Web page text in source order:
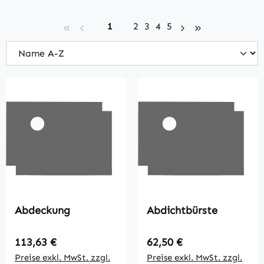
Seite
1 Seite
2 Seite
3 Seite
4 Seite
5
Abdeckung
Regulärer Preis:
113,63 €
Preise exkl. MwSt. zzgl.
Abdichtbürste
Regulärer Preis:
62,50 €
Preise exkl. MwSt. zzgl.